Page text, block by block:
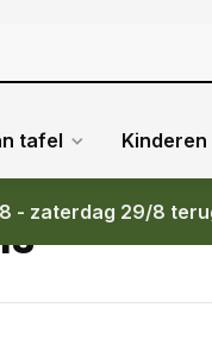
tafel Kinderen
- zaterdag 29/8